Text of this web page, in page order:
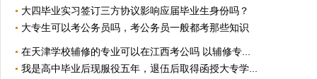
大四毕业实习签订三方协议影响应届毕业生身份吗？
大专生可以考公务员吗，考公务员一般都考那些知识
在天津学校辅修的专业可以在江西考公吗 以辅修专...
我是高中毕业后现服役五年，退伍后取得函授大专学...